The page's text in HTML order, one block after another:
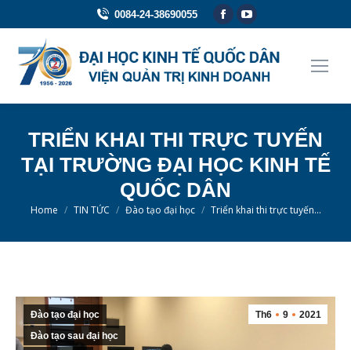
0084-24-38690055
Facebook
opens
in
YouTube
opens
in
TRIỂN KHAI THI TRỰC TUYẾN
TẠI TRƯỜNG ĐẠI HỌC KINH TẾ
QUỐC DÂN
You are here:
Home TIN TỨC Đào tạo đại học Triển khai thi trực tuyến…
Th6 9 2021
Đào tạo đại học
Đào tạo sau đại học